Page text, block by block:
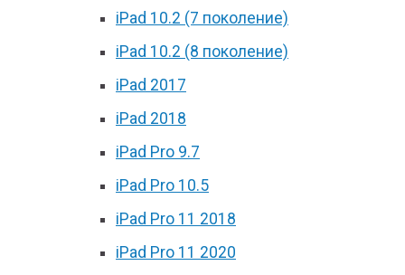
iPad 10.2 (7 поколение)
iPad 10.2 (8 поколение)
iPad 2017
iPad 2018
iPad Pro 9.7
iPad Pro 10.5
iPad Pro 11 2018
iPad Pro 11 2020